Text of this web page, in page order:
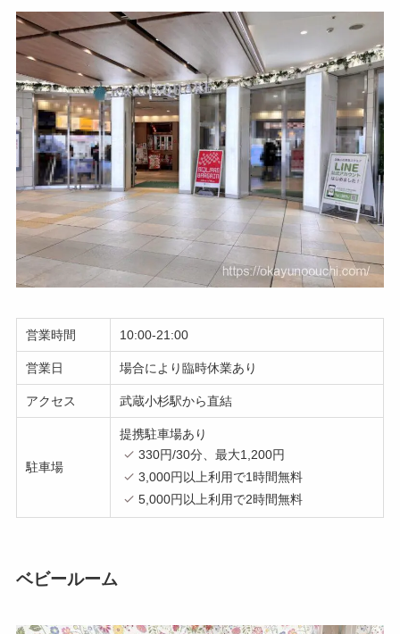
営業時間 10:00-21:00
営業日 場合により臨時休業あり
アクセス 武蔵小杉駅から直結
駐車場
提携駐車場あり
330円/30分、最大1,200円
3,000円以上利用で1時間無料
5,000円以上利用で2時間無料
ベビールーム